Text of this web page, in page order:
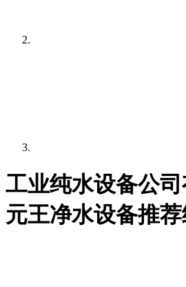
工业纯水设备公
元王净水设备推荐